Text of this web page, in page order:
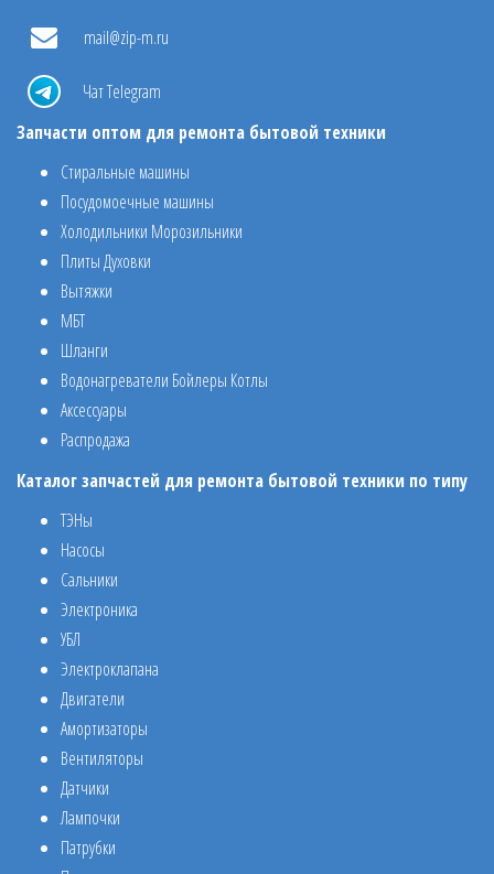
mail@zip-m.ru
Чат Telegram
Запчасти оптом для ремонта бытовой техники
Стиральные машины
Посудомоечные машины
Холодильники Морозильники
Плиты Духовки
Вытяжки
МБТ
Шланги
Водонагреватели Бойлеры Котлы
Аксессуары
Распродажа
Каталог запчастей для ремонта бытовой техники по типу
ТЭНы
Насосы
Сальники
Электроника
УБЛ
Электроклапана
Двигатели
Амортизаторы
Вентиляторы
Датчики
Лампочки
Патрубки